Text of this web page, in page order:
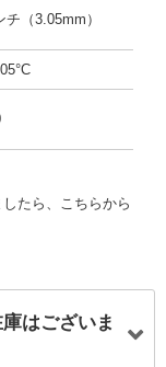
（3.05mm）
たら、こちらから
はございま